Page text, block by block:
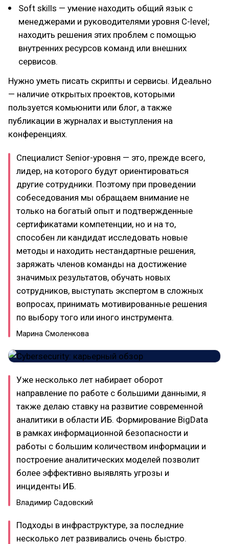
Soft skills — умение находить общий язык с
менеджерами и руководителями уровня C-level;
находить решения этих проблем с помощью
внутренних ресурсов команд или внешних
сервисов.
Нужно уметь писать скрипты и сервисы. Идеально
— наличие открытых проектов, которыми
пользуется комьюнити или блог, а также
публикации в журналах и выступления на
конференциях.
Специалист Senior-уровня — это, прежде всего,
лидер, на которого будут ориентироваться
другие сотрудники. Поэтому при проведении
собеседования мы обращаем внимание не
только на богатый опыт и подтвержденные
сертификатами компетенции, но и на то,
способен ли кандидат исследовать новые
методы и находить нестандартные решения,
заряжать членов команды на достижение
значимых результатов, обучать новых
сотрудников, выступать экспертом в сложных
вопросах, принимать мотивированные решения
по выбору того или иного инструмента.
Марина Смоленкова
Уже несколько лет набирает оборот
направление по работе с большими данными, я
также делаю ставку на развитие современной
аналитики в области ИБ. Формирование BigData
в рамках информационной безопасности и
работы с большим количеством информации и
построение аналитических моделей позволит
более эффективно выявлять угрозы и
инциденты ИБ.
Владимир Садовский
Подходы в инфраструктуре, за последние
несколько лет развивались очень быстро.